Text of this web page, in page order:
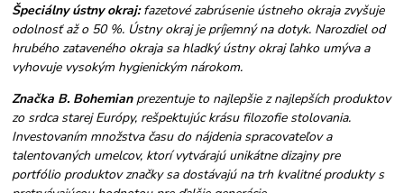
Špeciálny ústny okraj:fazetové zabrúsenie ústneho okraja zvyšuje
odolnosť až o 50 %. Ústny okraj je príjemný na dotyk. Narozdiel od
hrubého zataveného okraja sa hladký ústny okraj ľahko umýva a
vyhovuje vysokým hygienickým nárokom.
Značka B. Bohemianprezentuje to najlepšie z najlepších produktov
zo srdca starej Európy, rešpektujúc krásu filozofie stolovania.
Investovaním množstva času do nájdenia spracovateľov a
talentovaných umelcov, ktorí vytvárajú unikátne dizajny pre
portfólio produktov značky sa dostávajú na trh kvalitné produkty s